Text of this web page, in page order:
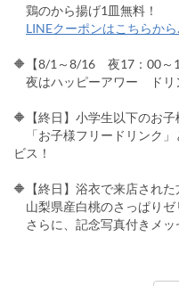
鶏のから揚げ1皿無料！
LINEクーポンはこちらか
🔶【8/1～8/16 夜17：00～
夜はハッピーアワー ドリ
🔶【終日】小学生以下のお子
「お子様フリードリンク」
ビス！
🔶【終日】浴衣で来店された
山梨県産白桃のさっぱり
さらに、記念写真付きメ